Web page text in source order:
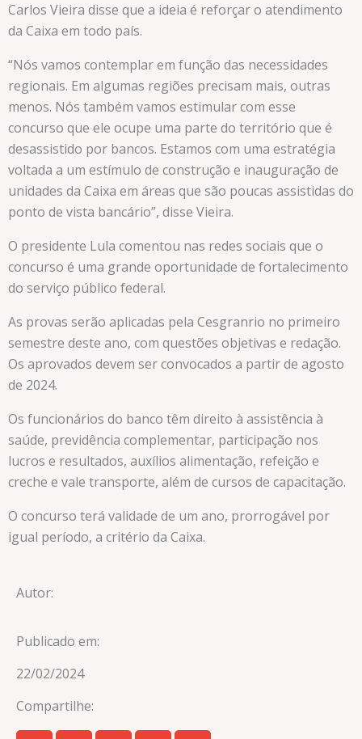
Carlos Vieira disse que a ideia é reforçar o atendimento
da Caixa em todo país.
“Nós vamos contemplar em função das necessidades
regionais. Em algumas regiões precisam mais, outras
menos. Nós também vamos estimular com esse
concurso que ele ocupe uma parte do território que é
desassistido por bancos. Estamos com uma estratégia
voltada a um estímulo de construção e inauguração de
unidades da Caixa em áreas que são poucas assistidas do
ponto de vista bancário”, disse Vieira.
O presidente Lula comentou nas redes sociais que o
concurso é uma grande oportunidade de fortalecimento
do serviço público federal.
As provas serão aplicadas pela Cesgranrio no primeiro
semestre deste ano, com questões objetivas e redação.
Os aprovados devem ser convocados a partir de agosto
de 2024.
Os funcionários do banco têm direito à assistência à
saúde, previdência complementar, participação nos
lucros e resultados, auxílios alimentação, refeição e
creche e vale transporte, além de cursos de capacitação.
O concurso terá validade de um ano, prorrogável por
igual período, a critério da Caixa.
Autor:
Publicado em:
22/02/2024
Compartilhe: